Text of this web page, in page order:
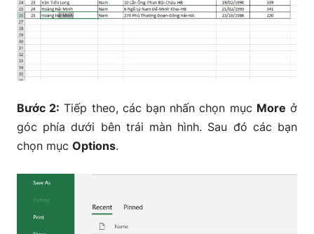
Bước 2: Tiếp theo, các bạn nhấn chọn mục More ở
góc phía dưới bên trái màn hình. Sau đó các bạn
chọn mục Options.